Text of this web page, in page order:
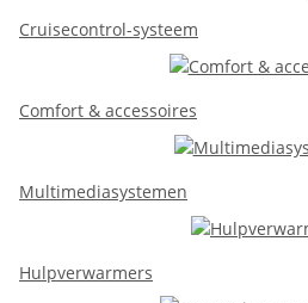
Cruisecontrol-systeem
Comfort & accessoires
Multimediasystemen
Hulpverwarmers